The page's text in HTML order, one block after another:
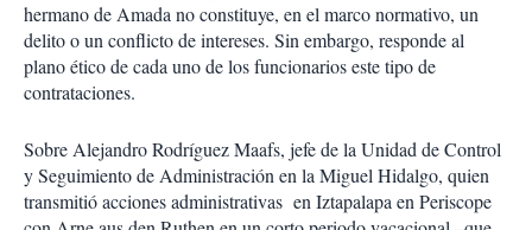
hermano de Amada no constituye, en el marco normativo, un
delito o un conflicto de intereses. Sin embargo, responde al
plano ético de cada uno de los funcionarios este tipo de
contrataciones.
Sobre Alejandro Rodríguez Maafs, jefe de la Unidad de Control
y Seguimiento de Administración en la Miguel Hidalgo, quien
transmitió acciones administrativas en Iztapalapa en Periscope